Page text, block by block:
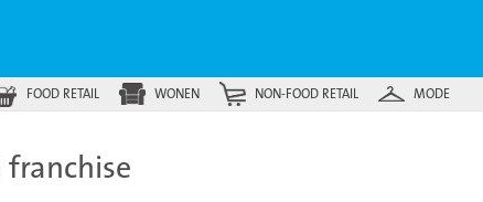
FOOD RETAIL WONEN NON-FOOD RETAIL MODE
franchise